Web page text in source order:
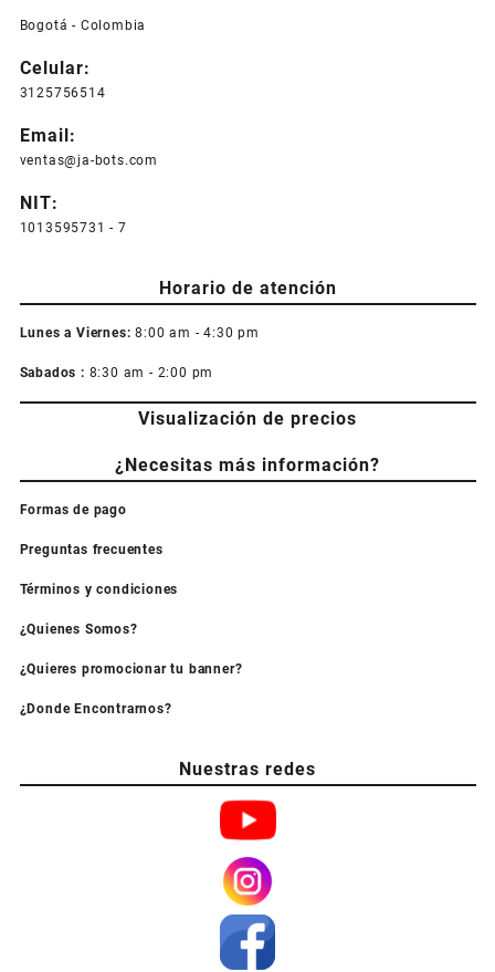
Bogotá - Colombia
Celular:
3125756514
Email:
ventas@ja-bots.com
NIT:
1013595731 - 7
Horario de atención
Lunes a Viernes: 8:00 am - 4:30 pm
Sabados : 8:30 am - 2:00 pm
Visualización de precios
¿Necesitas más información?
Formas de pago
Preguntas frecuentes
Términos y condiciones
¿Quienes Somos?
¿Quieres promocionar tu banner?
¿Donde Encontrarnos?
Nuestras redes